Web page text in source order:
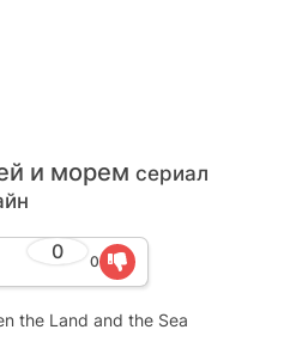
и морем сериал
0 0
the Land and the Sea